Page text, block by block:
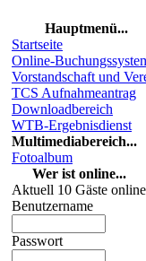
Hauptmenü...
Startseite
Online-
Vorstandschaft und
TCS Aufnahmeantrag
Downloadbereich
WTB-Ergebnisdienst
Multimediabereich...
Fotoalbum
Wer ist online...
Aktuell 10 Gäste online
Benutzername
Passwort